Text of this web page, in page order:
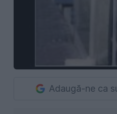
Adaugă-ne ca